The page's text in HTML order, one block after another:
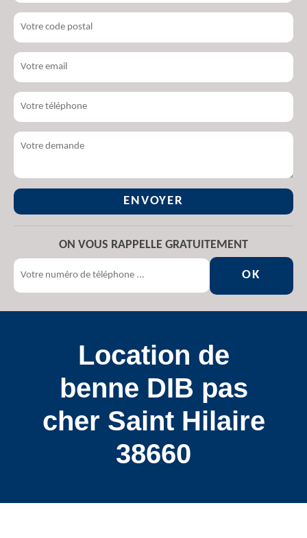
ON VOUS RAPPELLE GRATUITEMENT
Location de
benne DIB pas
cher Saint Hilaire
38660